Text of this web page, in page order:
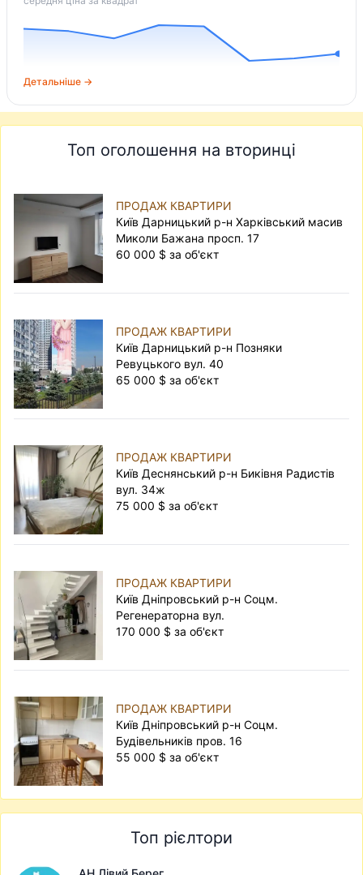
Детальніше →
Топ оголошення на вторинці
ПРОДАЖ КВАРТИРИ
Київ Дарницький р-н Харківський масив
Миколи Бажана просп. 17
60 000 $ за об'єкт
ПРОДАЖ КВАРТИРИ
Київ Дарницький р-н Позняки
Ревуцького вул. 40
65 000 $ за об'єкт
ПРОДАЖ КВАРТИРИ
Київ Деснянський р-н Биківня Радистів
вул. 34ж
75 000 $ за об'єкт
ПРОДАЖ КВАРТИРИ
Київ Дніпровський р-н Соцм.
Регенераторна вул.
170 000 $ за об'єкт
ПРОДАЖ КВАРТИРИ
Київ Дніпровський р-н Соцм.
Будівельників пров. 16
55 000 $ за об'єкт
Топ рієлтори